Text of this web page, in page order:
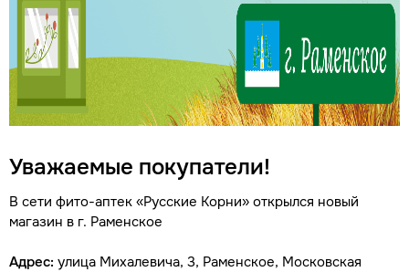
Уважаемые покупатели!
В сети фито-аптек «Русские Корни» открылся новый
магазин в г. Раменское
Адрес: улица Михалевича, 3, Раменское, Московская